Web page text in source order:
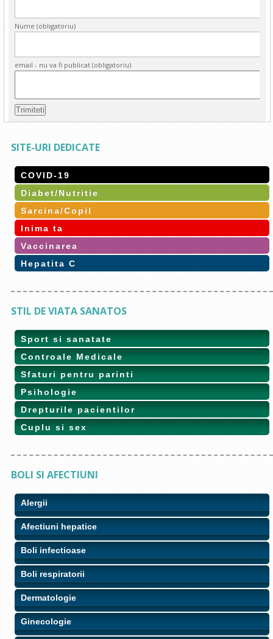
Nume (obligatoriu)
email - nu va fi publicat (obligatoriu)
SITE-URI DEDICATE
COVID-19
Diabet/Nutritie
Sarcina/Copil
Inima ta
Vaccinarea
Hepatita C
STIL DE VIATA SANATOS
Sport si sanatate
Controale Medicale
Sfaturi pentru parinti
Psihologie
Drepturile pacientilor
Cuplu si sex
BOLI SI AFECTIUNI
Alergii
Afectiuni hepatice
Boli infectioase
Boli respiratorii
Dermatologie
Ginecologie